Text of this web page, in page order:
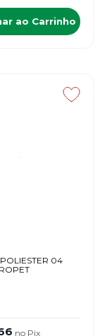
ao Carrinho
04
no Pix